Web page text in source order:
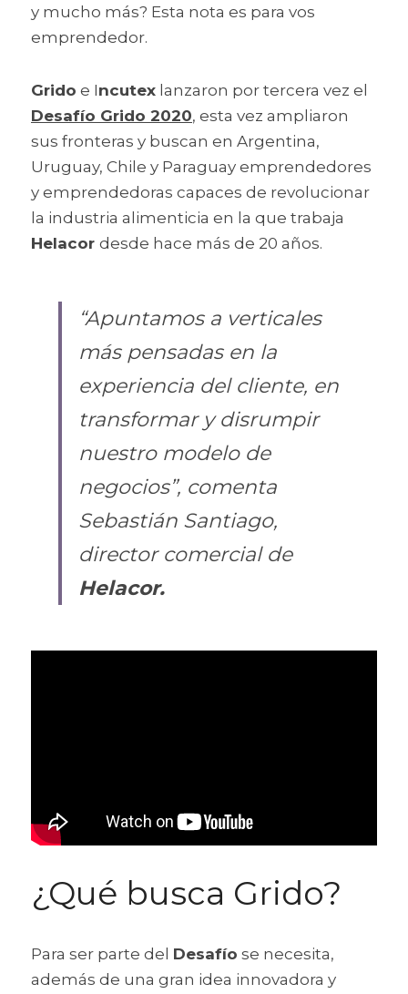
y mucho más? Esta nota es para vos
emprendedor.
Grido e Incutex
Desafío Grido 2020, esta vez ampliaron
sus fronteras y buscan en Argentina,
Uruguay, Chile y Paraguay emprendedores
y emprendedoras capaces de revolucionar
Helacor desde hace más de 20 años.
“Apuntamos a verticales
más pensadas en la
experiencia del cliente, en
transformar y disrumpir
nuestro modelo de
negocios”, comenta
Sebastián Santiago,
director comercial de
Helacor.
¿Qué busca Grido?
Para ser parte del Desafío se necesita,
además de una gran idea innovadora y